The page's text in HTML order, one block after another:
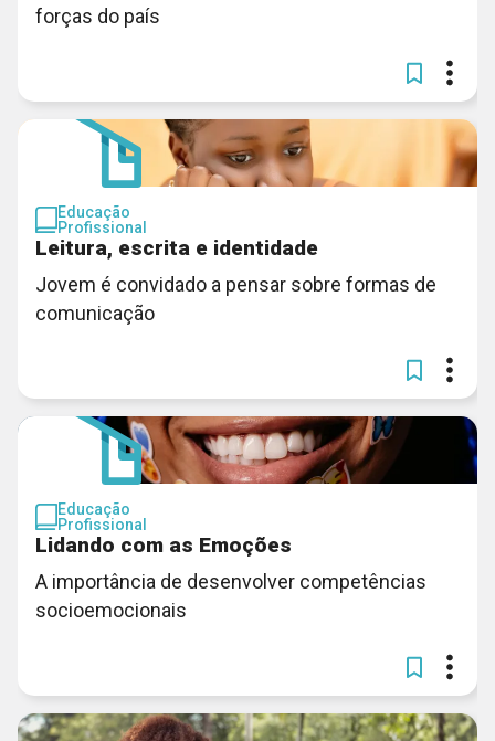
forças do país
Educação
Profissional
Leitura, escrita e identidade
Jovem é convidado a pensar sobre formas de
comunicação
Educação
Profissional
Lidando com as Emoções
A importância de desenvolver competências
socioemocionais